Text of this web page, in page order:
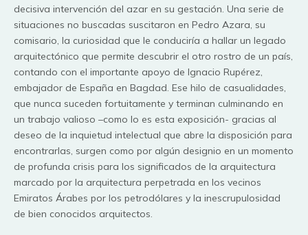
decisiva intervención del azar en su gestación. Una serie de
situaciones no buscadas suscitaron en Pedro Azara, su
comisario, la curiosidad que le conduciría a hallar un legado
arquitectónico que permite descubrir el otro rostro de un país,
contando con el importante apoyo de Ignacio Rupérez,
embajador de España en Bagdad. Ese hilo de casualidades,
que nunca suceden fortuitamente y terminan culminando en
un trabajo valioso –como lo es esta exposición- gracias al
deseo de la inquietud intelectual que abre la disposición para
encontrarlas, surgen como por algún designio en un momento
de profunda crisis para los significados de la arquitectura
marcado por la arquitectura perpetrada en los vecinos
Emiratos Árabes por los petrodólares y la inescrupulosidad
de bien conocidos arquitectos.